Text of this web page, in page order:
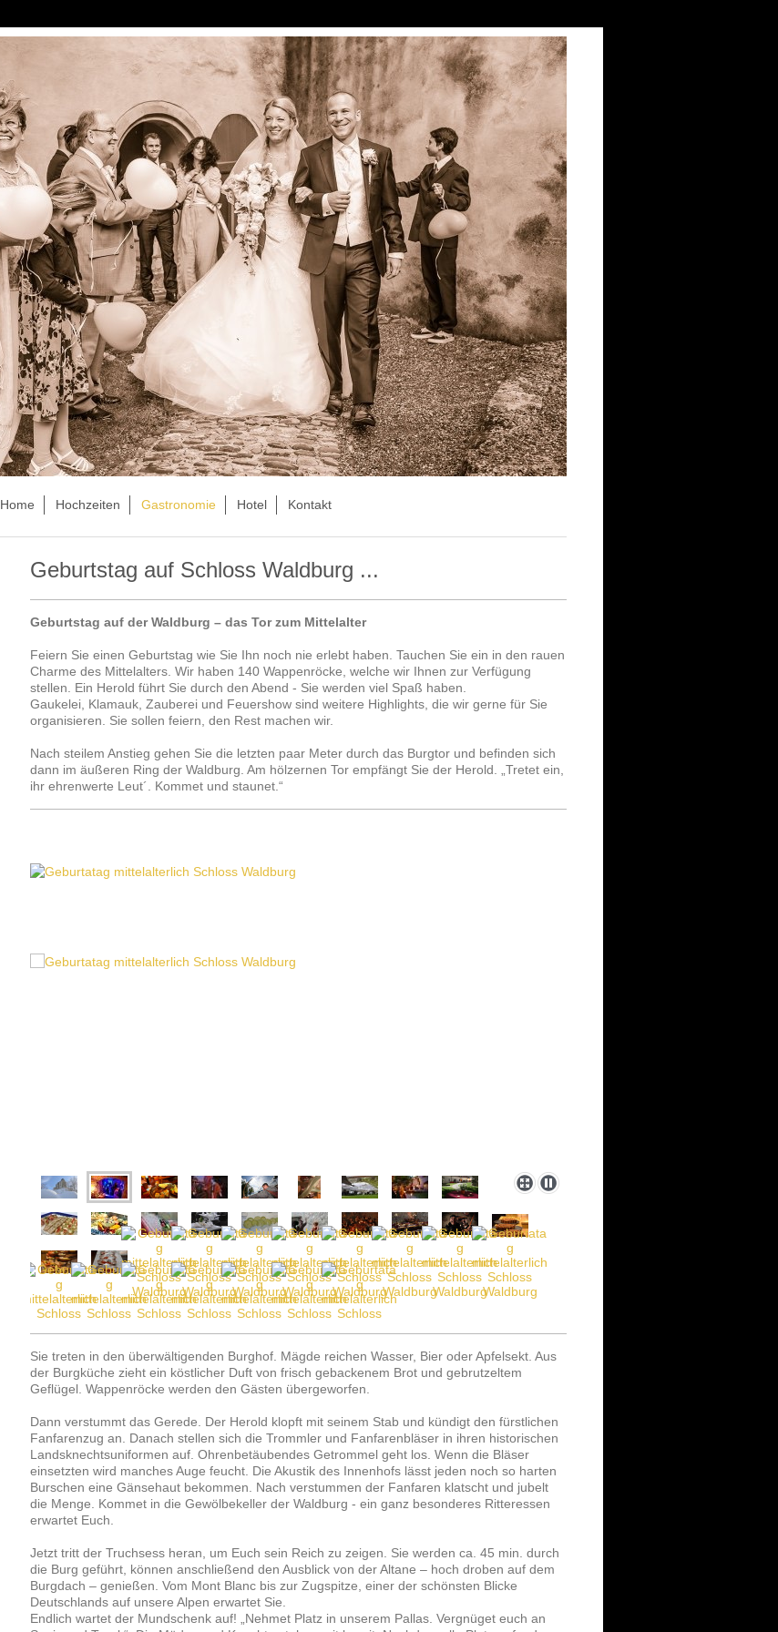
Home Hochzeiten Gastronomie Hotel Kontakt
Geburtstag auf Schloss Waldburg ...
Geburtstag auf der Waldburg – das Tor zum Mittelalter
Feiern Sie einen Geburtstag wie Sie Ihn noch nie erlebt haben. Tauchen Sie ein in den rauen
Charme des Mittelalters. Wir haben 140 Wappenröcke, welche wir Ihnen zur Verfügung
stellen. Ein Herold führt Sie durch den Abend - Sie werden viel Spaß haben.
Gaukelei, Klamauk, Zauberei und Feuershow sind weitere Highlights, die wir gerne für Sie
organisieren. Sie sollen feiern, den Rest machen wir.
Nach steilem Anstieg gehen Sie die letzten paar Meter durch das Burgtor und befinden sich
dann im äußeren Ring der Waldburg. Am hölzernen Tor empfängt Sie der Herold. „Tretet ein,
ihr ehrenwerte Leut´. Kommet und staunet.“
Sie treten in den überwältigenden Burghof. Mägde reichen Wasser, Bier oder Apfelsekt. Aus
der Burgküche zieht ein köstlicher Duft von frisch gebackenem Brot und gebrutzeltem
Geflügel. Wappenröcke werden den Gästen übergeworfen.
Dann verstummt das Gerede. Der Herold klopft mit seinem Stab und kündigt den fürstlichen
Fanfarenzug an. Danach stellen sich die Trommler und Fanfarenbläser in ihren historischen
Landsknechtsuniformen auf. Ohrenbetäubendes Getrommel geht los. Wenn die Bläser
einsetzten wird manches Auge feucht. Die Akustik des Innenhofs lässt jeden noch so harten
Burschen eine Gänsehaut bekommen. Nach verstummen der Fanfaren klatscht und jubelt
die Menge. Kommet in die Gewölbekeller der Waldburg - ein ganz besonderes Ritteressen
erwartet Euch.
Jetzt tritt der Truchsess heran, um Euch sein Reich zu zeigen. Sie werden ca. 45 min. durch
die Burg geführt, können anschließend den Ausblick von der Altane – hoch droben auf dem
Burgdach – genießen. Vom Mont Blanc bis zur Zugspitze, einer der schönsten Blicke
Deutschlands auf unsere Alpen erwartet Sie.
Endlich wartet der Mundschenk auf! „Nehmet Platz in unserem Pallas. Vergnüget euch an